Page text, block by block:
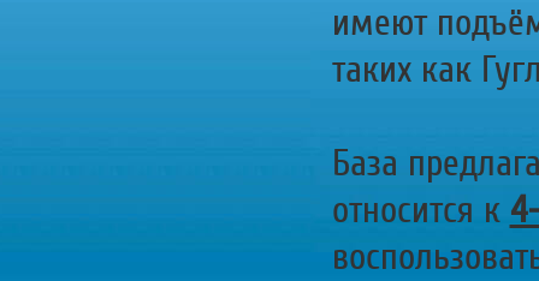
имеют
таких как
База
относится к